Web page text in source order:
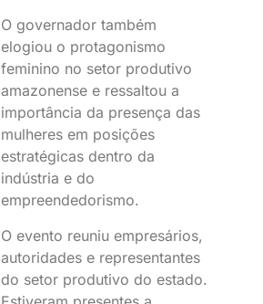
O governador também
elogiou o protagonismo
feminino no setor produtivo
amazonense e ressaltou a
importância da presença das
mulheres em posições
estratégicas dentro da
indústria e do
empreendedorismo.
O evento reuniu empresários,
autoridades e representantes
do setor produtivo do estado.